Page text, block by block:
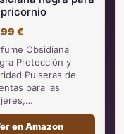
€
Obsidiana
Protección y
Pulseras de
para las
en Amazon